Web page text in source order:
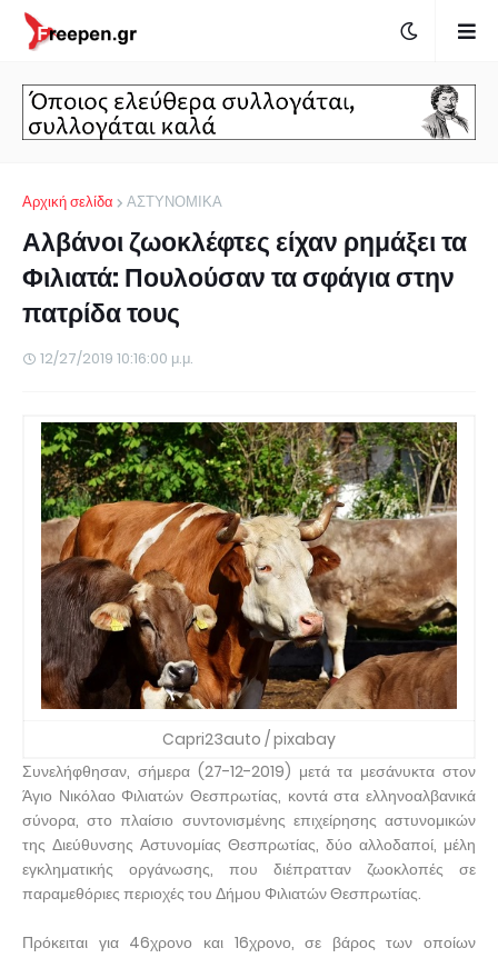
Αρχική σελίδα ΑΣΤΥΝΟΜΙΚΑ
Αλβάνοι ζωοκλέφτες είχαν ρημάξει τα
Φιλιατά: Πουλούσαν τα σφάγια στην
πατρίδα τους
12/27/2019 10:16:00 μ.μ.
Capri23auto / pixabay
Συνελήφθησαν, σήμερα (27-12-2019) μετά τα μεσάνυκτα στον
Άγιο Νικόλαο Φιλιατών Θεσπρωτίας, κοντά στα ελληνοαλβανικά
σύνορα, στο πλαίσιο συντονισμένης επιχείρησης αστυνομικών
της Διεύθυνσης Αστυνομίας Θεσπρωτίας, δύο αλλοδαποί, μέλη
εγκληματικής οργάνωσης, που διέπρατταν ζωοκλοπές σε
παραμεθόριες περιοχές του Δήμου Φιλιατών Θεσπρωτίας.
Πρόκειται για 46χρονο και 16χρονο, σε βάρος των οποίων